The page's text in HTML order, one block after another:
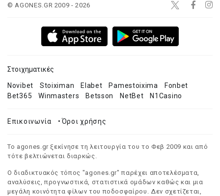
© AGONES.GR 2009 - 2026
Στοιχηματικές
Novibet Stoiximan Elabet Pamestoixima
Fonbet
Bet365
Winmasters Betsson NetBet N1Casino
Επικοινωνία •Όροι χρήσης
Το agones.gr ξεκίνησε τη λειτουργία του το Φεβ 2009 και από
τότε βελτιώνεται διαρκώς.
Ο διαδικτυακός τόπος "agones.gr" παρέχει αποτελέσματα,
αναλύσεις, προγνωστικά, στατιστικά ομάδων καθώς και μια
μεγάλη κοινότητα φίλων του ποδοσφαίρου. Δεν σχετίζεται,